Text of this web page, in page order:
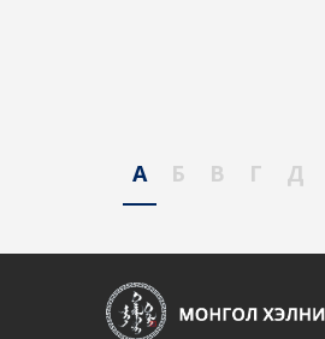
А Б В Г Д